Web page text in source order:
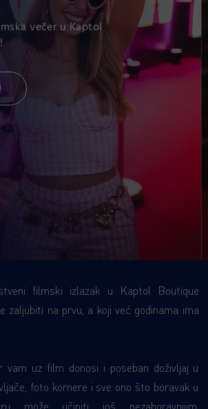
večer u Kaptol
filmski izlazak u Kaptol Boutique
zaljubiti na prvu, a koji već godinama ima
vam uz film donosi i poseban doživljaj u
foto kornere i sve ono što boravak u
može učiniti još nezaboravnijim.